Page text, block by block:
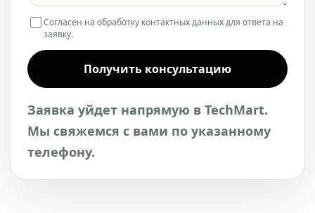
Согласен на обработку контактных данных для ответа на
заявку.
Получить консультацию
Заявка уйдет напрямую в TechMart.
Мы свяжемся с вами по указанному
телефону.